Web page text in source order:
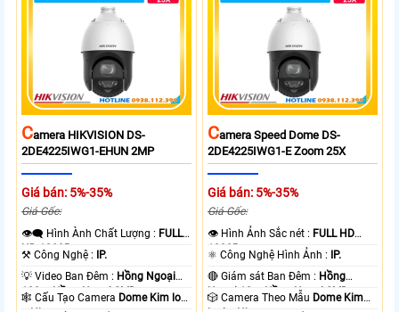
CAmera HIKVISION DS-
2DE4225IWG1-EHUN 2MP
Giá bán: 5%-35%
Giá Gốc:
👁️‍🗨 Hình Ành Chất Lượng : FULL
HD 1080P .
⚒ Công Nghệ : IP.
💡 Video Ban Đêm : Hồng Ngoại
100m Hồng Ngoại SMD.
🕸️ Cấu Tạo Camera Dome Kim loại
CAmera Speed Dome DS-
2DE4225IWG1-E Zoom 25X
Giá bán: 5%-35%
Giá Gốc:
👁 Hình Ảnh Sắc nét : FULL HD
1080P .
⚛️ Công Nghệ Hình Ảnh : IP.
🔴 Giám sát Ban Đêm : Hồng
Ngoại 10m Hồng Ngoại SMD.
🎲 Camera Theo Mẫu Dome Kim